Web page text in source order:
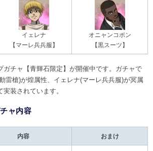
イェレナ
【マーレ兵兵服】
オニャンコポン
【黒スーツ】
ガチャ【青輝石限定】が開催中です。ガチャで
雷槍)が煌属性、イェレナ(マーレ兵兵服)が冥属
装されています。
ャ内容
内容 おまけ